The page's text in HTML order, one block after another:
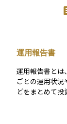
運用報告書
運用報告書とは
ごとの運用状
どをまとめて